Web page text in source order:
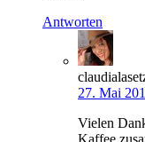
Antworten
27. Mai
Vielen
Kaffee